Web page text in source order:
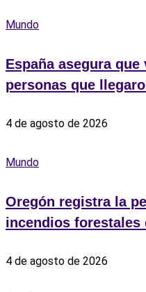
Mundo
España asegura que
personas que
4 de agosto de 2026
Mundo
Oregón registra la
incendios forestales
4 de agosto de 2026